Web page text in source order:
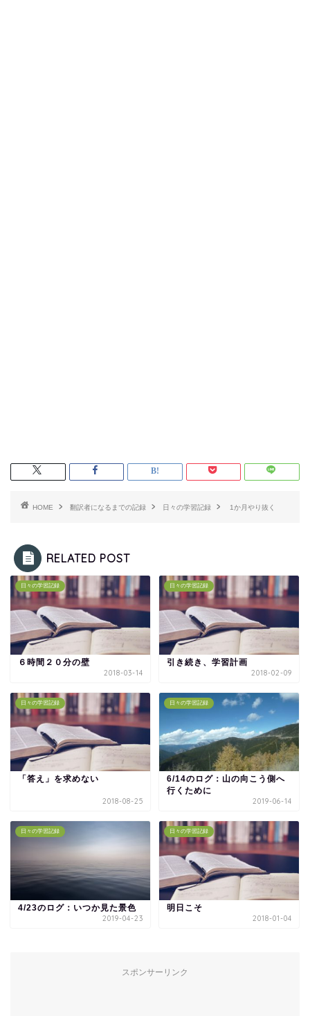
HOME 翻訳者になるまでの記録 日々の学習記録 1か月やり抜く
RELATED POST
日々の学習記録
６時間２０分の壁
2018-03-14
日々の学習記録
引き続き、学習計画
2018-02-09
日々の学習記録
「答え」を求めない
2018-08-25
日々の学習記録
6/14のログ：山の向こう側へ
行くために
2019-06-14
日々の学習記録
4/23のログ：いつか見た景色
2019-04-23
日々の学習記録
明日こそ
2018-01-04
スポンサーリンク